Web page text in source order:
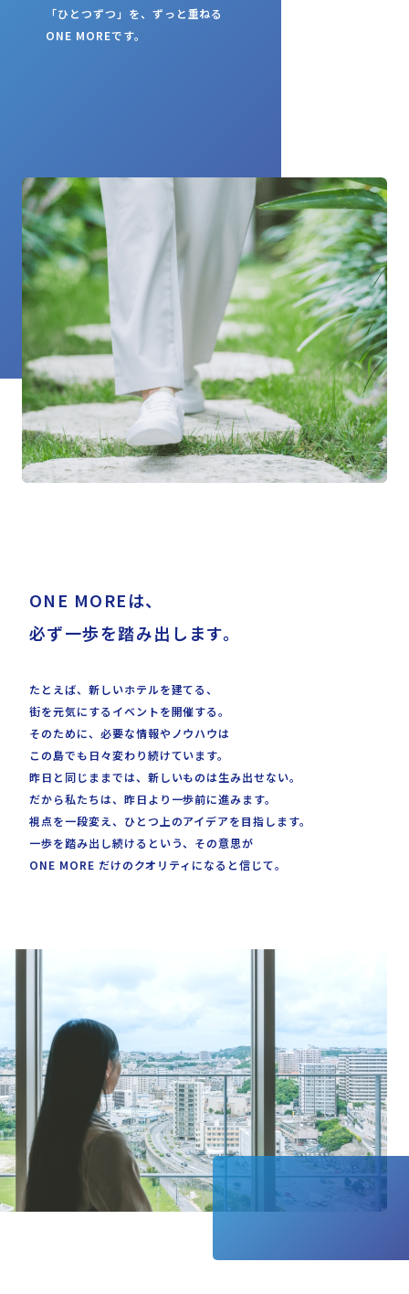
「ひとつずつ」を、ずっと重ねる
ONE MOREです。
ONE MOREは、
必ず一歩を踏み出します。
たとえば、新しいホテルを建てる、
街を元気にするイベントを開催する。
そのために、必要な情報やノウハウは
この島でも日々変わり続けています。
昨日と同じままでは、新しいものは生み出せない。
だから私たちは、昨日より一歩前に進みます。
視点を一段変え、ひとつ上のアイデアを目指します。
一歩を踏み出し続けるという、その意思が
ONE MORE だけのクオリティになると信じて。